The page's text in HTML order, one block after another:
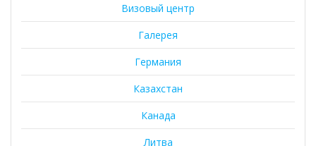
Визовый центр
Галерея
Германия
Казахстан
Канада
Литва